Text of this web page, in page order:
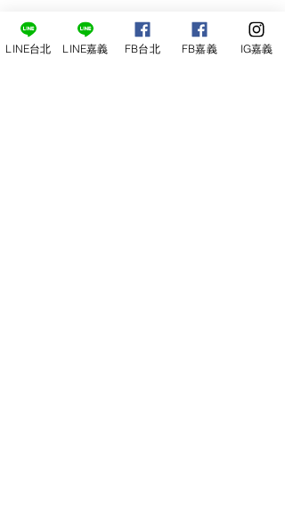
LINE台北 LINE嘉義 FB台北 FB嘉義 IG嘉義